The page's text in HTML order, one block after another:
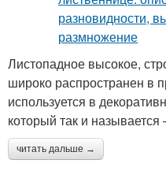
Листопадное высокое,
широко распространен в
используется в
который так и
читать дальше →